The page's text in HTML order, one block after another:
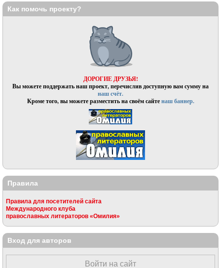
Как помочь проекту?
ДОРОГИЕ ДРУЗЬЯ!
Вы можете поддержать наш проект, перечислив доступную вам сумму на
наш счёт.
Кроме того, вы можете разместить на своём сайтенаш баннер.
Правила
Правила для посетителей сайта
Международного клуба
православных литераторов «Омилия»
Вход для авторов
Войти на сайт